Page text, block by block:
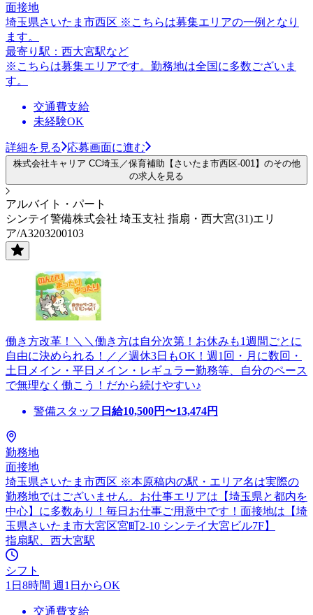
面接地
埼玉県さいたま市西区 ※こちらは募集エリアの一例となり
ます。
最寄り駅：西大宮駅など
※こちらは募集エリアです。勤務地は全国に多数ございま
す。
交通費支給
未経験OK
詳細を見る 応募画面に進む
株式会社キャリア CC埼玉／保育補助【さいたま市西区-001】のその他
の求人を見る
アルバイト・パート
シンテイ警備株式会社 埼玉支社 指扇・西大宮(31)エリ
ア/A3203200103
働き方改革！＼＼働き方は自分次第！お休みも1週間ごとに
自由に決められる！／／週休3日もOK！週1回・月に数回・
土日メイン・平日メイン・レギュラー勤務等、自分のペース
で無理なく働こう！だから続けやすい♪
警備スタッフ 日給10,500円〜13,474円
勤務地
面接地
埼玉県さいたま市西区 ※本原稿内の駅・エリア名は実際の
勤務地ではございません。お仕事エリアは【埼玉県と都内を
中心】に多数あり！毎日お仕事ご用意中です！面接地は【埼
玉県さいたま市大宮区宮町2-10 シンテイ大宮ビル7F】
指扇駅、西大宮駅
シフト
1日8時間 週1日からOK
交通費支給